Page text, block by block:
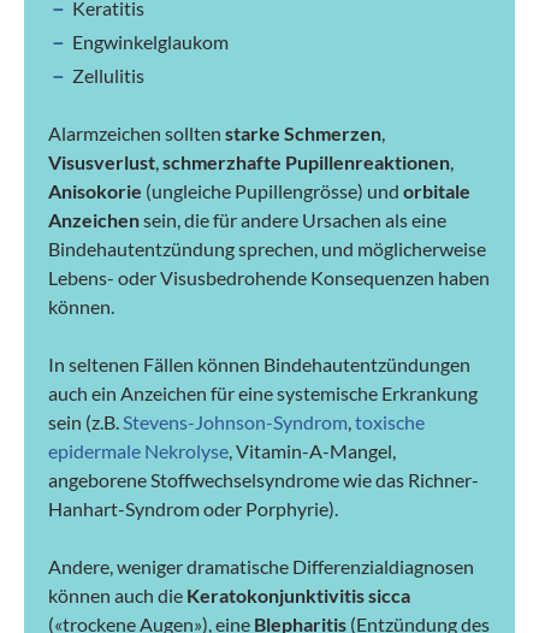
Keratitis
Engwinkelglaukom
Zellulitis
Alarmzeichen sollten starke Schmerzen
Visusverlust schmerzhafte Pupillenreaktionen
Anisokorie (ungleiche Pupillengrösse) und orbitale
Anzeichensein, die für andere Ursachen als eine
Bindehautentzündung sprechen, und möglicherweise
Lebens- oder Visusbedrohende Konsequenzen haben
können.
In seltenen Fällen können Bindehautentzündungen
auch ein Anzeichen für eine systemische Erkrankung
sein (z.B. Stevens-Johnson-Syndrom toxische
epidermale Nekrolyse , Vitamin-A-Mangel,
angeborene Stoffwechselsyndrome wie das Richner-
Hanhart-Syndrom oder Porphyrie).
Andere, weniger dramatische Differenzialdiagnosen
können auch die Keratokonjunktivitis sicca
(«trockene Augen»), eine Blepharitis (Entzündung des